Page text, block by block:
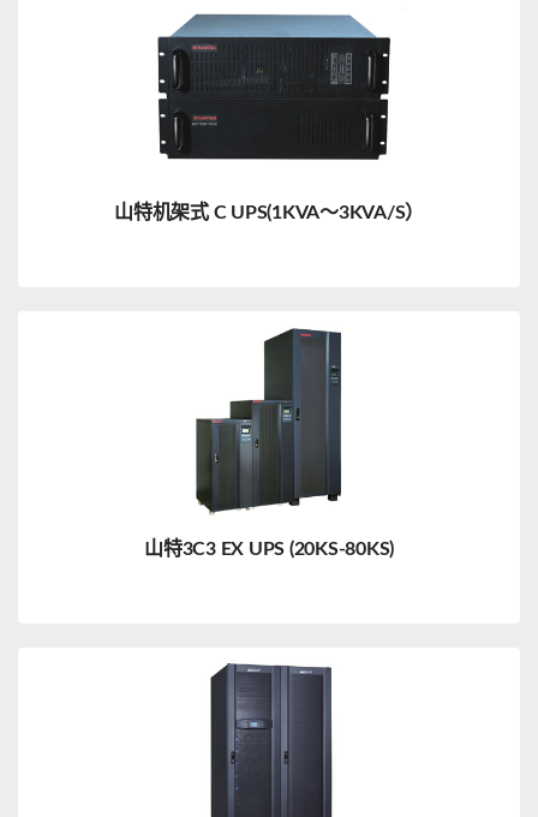
山特机架式 C UPS(1KVA～3KVA/S）
山特3C3 EX UPS (20KS-80KS)